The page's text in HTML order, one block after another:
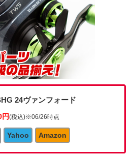
24ヴァンフォード
(税込)※06/26時点
Yahoo Amazon